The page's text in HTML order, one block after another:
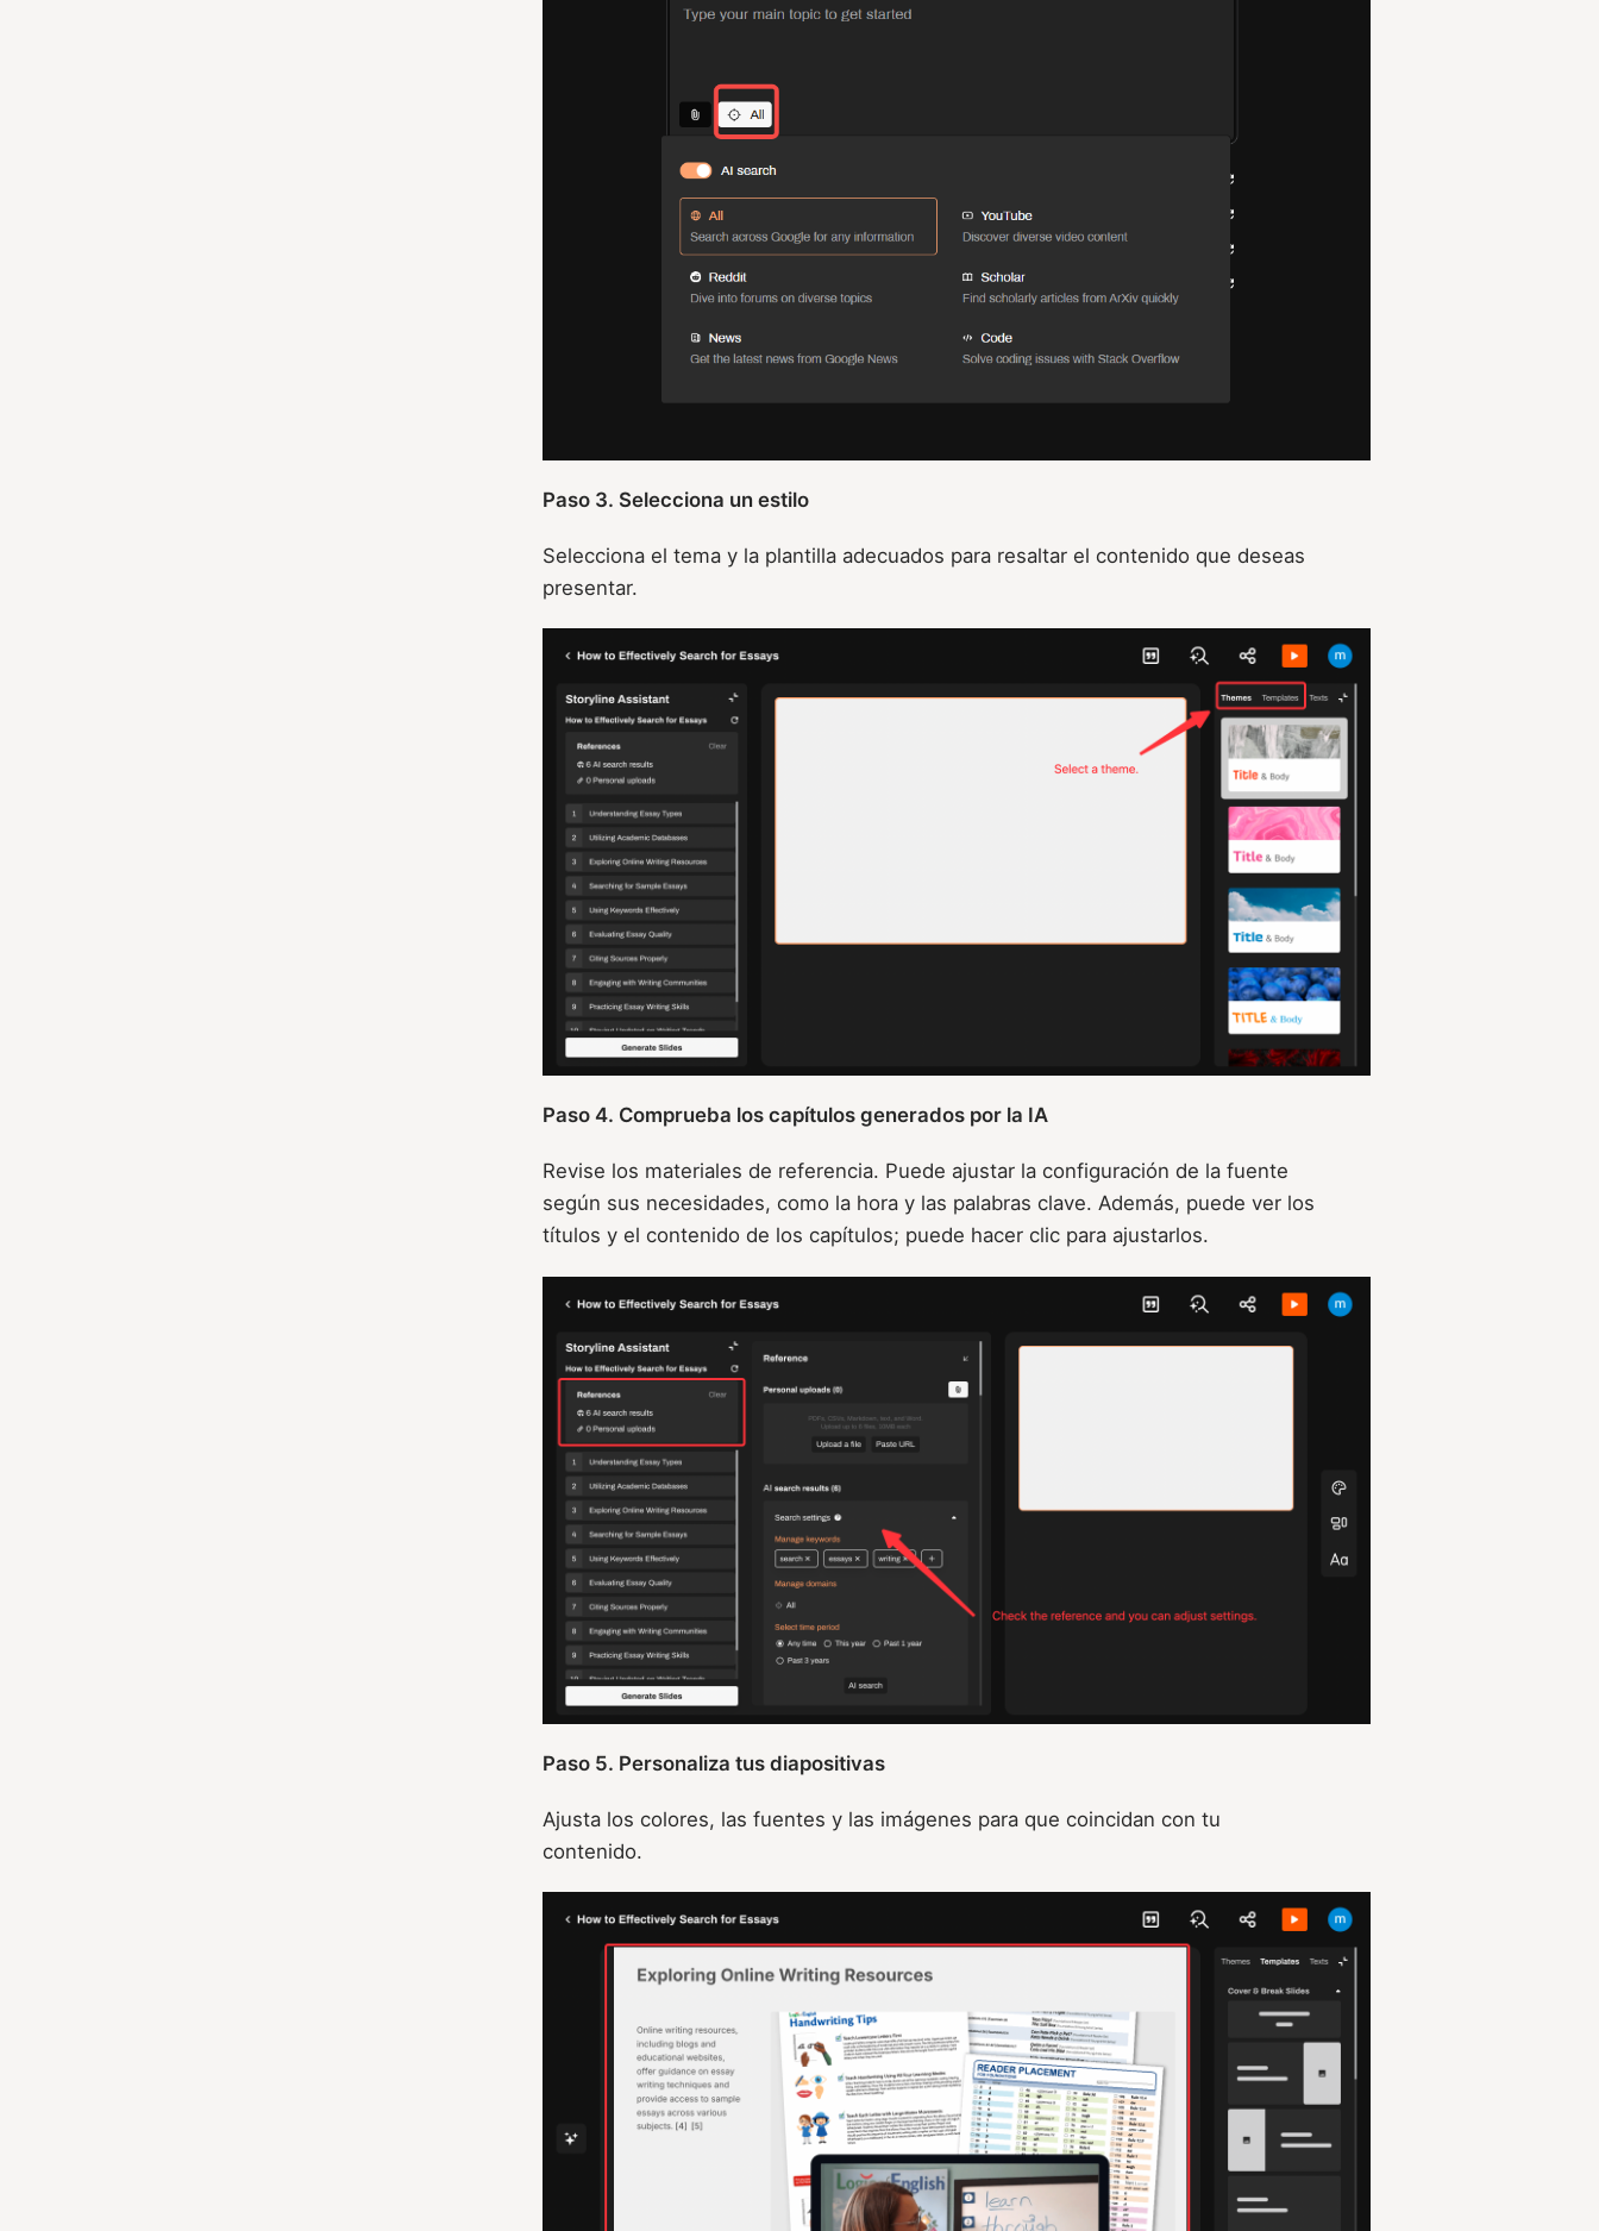
Paso 3. Selecciona un estilo
Selecciona el tema y la plantilla adecuados para resaltar el contenido que deseas
presentar.
Paso 4. Comprueba los capítulos generados por la IA
Revise los materiales de referencia. Puede ajustar la configuración de la fuente
según sus necesidades, como la hora y las palabras clave. Además, puede ver los
títulos y el contenido de los capítulos; puede hacer clic para ajustarlos.
Paso 5. Personaliza tus diapositivas
Ajusta los colores, las fuentes y las imágenes para que coincidan con tu
contenido.